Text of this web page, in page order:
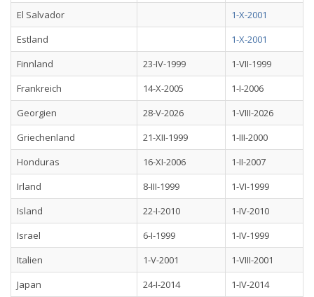
El Salvador
1-X-2001
Estland
1-X-2001
Finnland
23-IV-1999
1-VII-1999
Frankreich
14-X-2005
1-I-2006
Georgien
28-V-2026
1-VIII-2026
Griechenland
21-XII-1999
1-III-2000
Honduras
16-XI-2006
1-II-2007
Irland
8-III-1999
1-VI-1999
Island
22-I-2010
1-IV-2010
Israel
6-I-1999
1-IV-1999
Italien
1-V-2001
1-VIII-2001
Japan
24-I-2014
1-IV-2014